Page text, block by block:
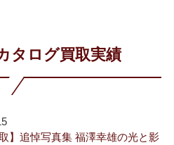
タログ買取実績
取】追悼写真集 福澤幸雄の光と影